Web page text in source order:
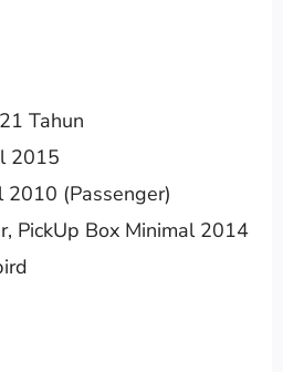
Tahun
2015
2010 (Passenger)
PickUp Box Minimal 2014